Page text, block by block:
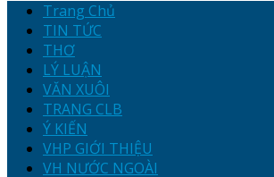
Trang Chủ
TIN TỨC
THƠ
LÝ LUẬN
VĂN XUÔI
TRANG CLB
Ý KIẾN
VHP GIỚI THIỆU
VH NƯỚC NGOÀI